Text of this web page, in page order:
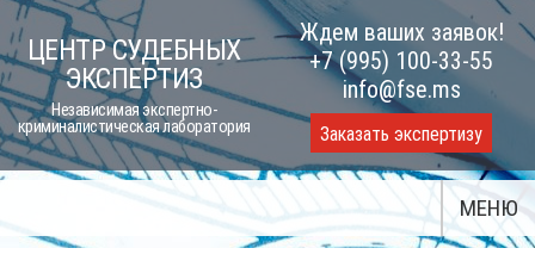
Skip
to
content
ЦЕНТР СУДЕБНЫХ
ЭКСПЕРТИЗ
Независимая экспертно-
криминалистическая лаборатория
Ждем ваших заявок!
+7 (995) 100-33-55
info@fse.ms
Заказать экспертизу
МЕНЮ